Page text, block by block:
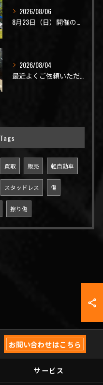
2026/08/06
2026/08/04
Tags
買取 販売 軽自動車
スタッドレス 傷
擦り傷
お問い合わせはこちら
サービス